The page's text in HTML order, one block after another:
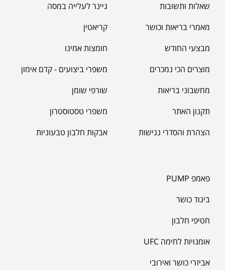
שאלות ותשובות
מאמרי בריאות וכושר
מבצעי החודש
מוצרים הכי נמכרים
מחשבוני בריאות
תקנון האתר
הצהרת והסדרי נגישות
גיינר לעלייה במסה
קריאטין
חומצות אמינו
משפרי ביצועים - קדם אימון
שורפי שומן
משפרי טסטוסטרון
אבקות חלבון טבעוניות
פאמפ PUMP
ביגוד כושר
חטיפי חלבון
אומנויות לחימה UFC
אביזרי כושר ואירובי